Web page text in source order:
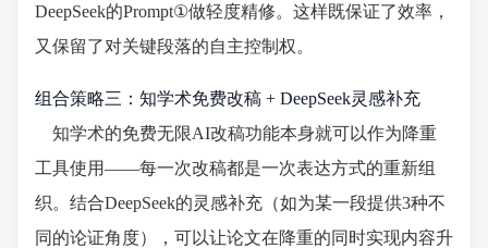
DeepSeek的Prompt①做轻度精修。这样既保证了效率，
又保留了对关键段落的自主控制权。
组合策略三：知学术免费改稿 + DeepSeek灵感补充
知学术的免费无限AI改稿功能本身就可以作为降重
工具使用——每一次改稿都是一次表达方式的重新组
织。结合DeepSeek的灵感补充（如为某一段提供3种不
同的论证角度），可以让论文在降重的同时实现内容升